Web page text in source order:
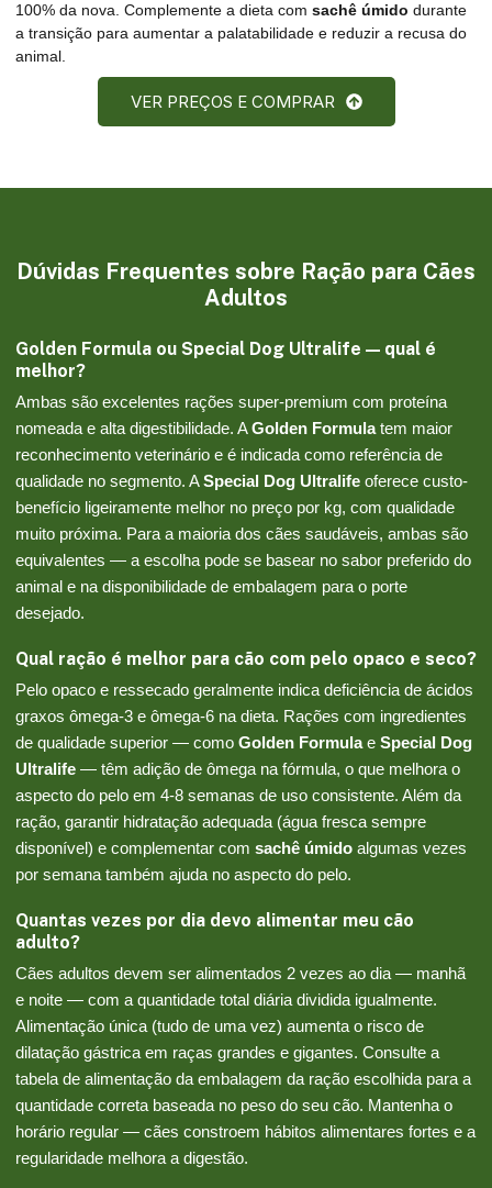
100% da nova. Complemente a dieta com sachê úmido durante
a transição para aumentar a palatabilidade e reduzir a recusa do
animal.
VER PREÇOS E COMPRAR
Dúvidas Frequentes sobre Ração para Cães
Adultos
Golden Formula ou Special Dog Ultralife — qual é
melhor?
Ambas são excelentes rações super-premium com proteína
nomeada e alta digestibilidade. AGolden Formulatem maior
reconhecimento veterinário e é indicada como referência de
qualidade no segmento. ASpecial Dog Ultralife oferece custo-
benefício ligeiramente melhor no preço por kg, com qualidade
muito próxima. Para a maioria dos cães saudáveis, ambas são
equivalentes — a escolha pode se basear no sabor preferido do
animal e na disponibilidade de embalagem para o porte
desejado.
Qual ração é melhor para cão com pelo opaco e seco?
Pelo opaco e ressecado geralmente indica deficiência de ácidos
graxos ômega-3 e ômega-6 na dieta. Rações com ingredientes
de qualidade superior — como Golden Formulae Special Dog
Ultralife — têm adição de ômega na fórmula, o que melhora o
aspecto do pelo em 4-8 semanas de uso consistente. Além da
ração, garantir hidratação adequada (água fresca sempre
disponível) e complementar com sachê úmido algumas vezes
por semana também ajuda no aspecto do pelo.
Quantas vezes por dia devo alimentar meu cão
adulto?
Cães adultos devem ser alimentados 2 vezes ao dia — manhã
e noite — com a quantidade total diária dividida igualmente.
Alimentação única (tudo de uma vez) aumenta o risco de
dilatação gástrica em raças grandes e gigantes. Consulte a
tabela de alimentação da embalagem da ração escolhida para a
quantidade correta baseada no peso do seu cão. Mantenha o
horário regular — cães constroem hábitos alimentares fortes e a
regularidade melhora a digestão.